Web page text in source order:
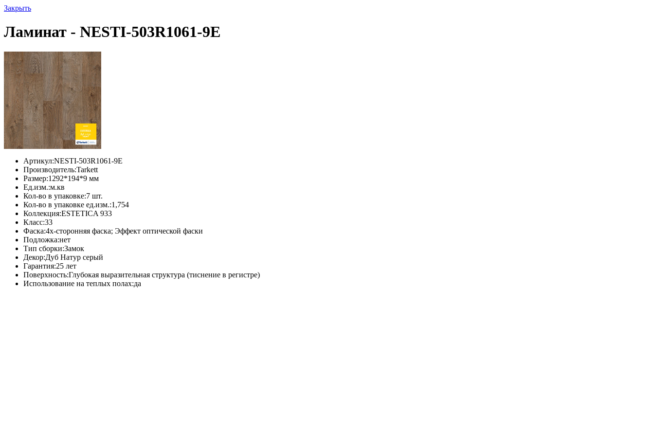
Закрыть
Ламинат - NESTI-503R1061-9E
Артикул:NESTI-503R1061-9E
Производитель:Tarkett
Размер:1292*194*9 мм
Ед.изм.:м.кв
Кол-во в упаковке:7 шт.
Кол-во в упаковке ед.изм.:1,754
Коллекция:ESTETICA 933
Класс:33
Фаска:4х-сторонняя фаска; Эффект оптической фаски
Подложка:нет
Тип сборки:Замок
Декор:Дуб Натур серый
Гарантия:25 лет
Поверхность:Глубокая выразительная структура (тиснение в регистре)
Использование на теплых полах:да